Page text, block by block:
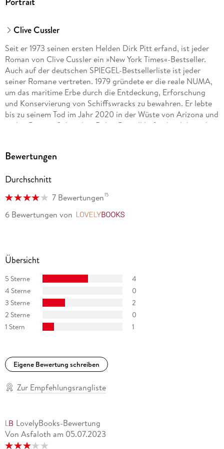
Clive Cussler
Seit er 1973 seinen ersten Helden Dirk Pitt erfand, ist jeder
Roman von Clive Cussler ein »New York Times«-Bestseller.
Auch auf der deutschen SPIEGEL-Bestsellerliste ist jeder
seiner Romane vertreten. 1979 gründete er die reale NUMA,
um das maritime Erbe durch die Entdeckung, Erforschung
und Konservierung von Schiffswracks zu bewahren. Er lebte
bis zu seinem Tod im Jahr 2020 in der Wüste von Arizona und
in den Bergen Colorados. Robin Burcell befand sich beinahe
Geiselnehmern verhandelt und wurde vom FBI in Forensik
Robin Burcell befand sich beinahe drei Jahrzehnte im
Polizeidienst von Kalifornien zunächst als Police Officer,
später im Rang eines Detective. Sie hat mit Geiselnehmern
Bewertungen
Durchschnitt
7 Bewertungen15
6 Bewertungen von
Übersicht
5 Sterne
4
4 Sterne
0
3 Sterne
2
2 Sterne
0
1 Stern
1
Eigene Bewertung schreiben
Zur Empfehlungsrangliste
LovelyBooks-Bewertung
Von Asfaloth am 05.07.2023